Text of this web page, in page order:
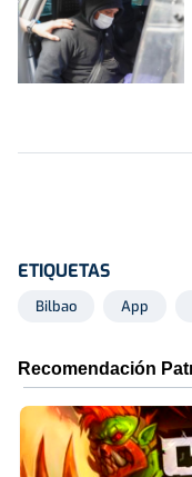
ETIQUETAS
Bilbao App